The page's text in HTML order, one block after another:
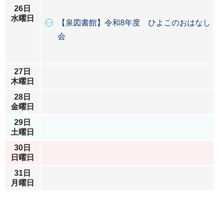
26日
水曜日
【泉図書館】令和8年度 ひよこのおはなし
会
27日
木曜日
28日
金曜日
29日
土曜日
30日
日曜日
31日
月曜日